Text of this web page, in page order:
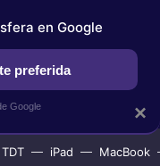
SELECCIÓN
TDT iPad MacBook
×
en Google
preferida
Google